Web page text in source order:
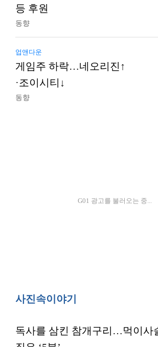
등 후원
동향
업앤다운
게임주 하락…네오리진↑
·조이시티↓
동향
G01 광고를 불러오는 중...
사진속이야기
독사를 삼킨 참개구리…먹이사